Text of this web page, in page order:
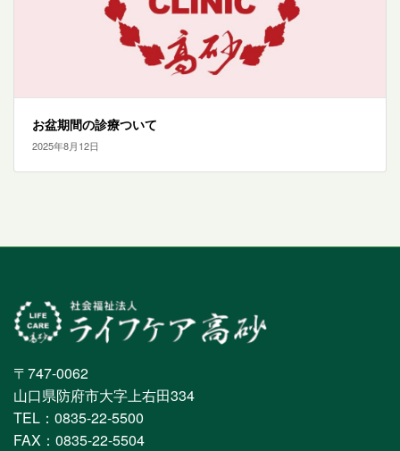
お盆期間の診療ついて
2025年8月12日
〒747-0062
山口県防府市大字上右田334
TEL：0835-22-5500
FAX：0835-22-5504